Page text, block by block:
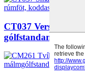
CT037
gólfstandandi hillur...